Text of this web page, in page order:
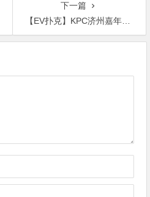
下一篇
【EV扑克】KPC济州嘉年华早鸟优惠套餐公布，数量有限报名从速【365娱乐资讯网】